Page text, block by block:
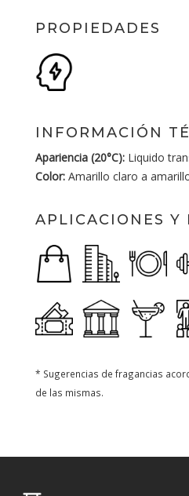
PROPIEDADES
INFORMACIÓN
Apariencia (20°C): Liquido
Color: Amarillo claro a
APLICACIONES Y
* Sugerencias de fragancias
de las mismas.